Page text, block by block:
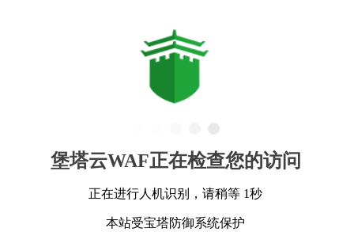
堡塔云WAF正在检查您的访问
正在进行人机识别，请稍等 1秒
本站受宝塔防御系统保护